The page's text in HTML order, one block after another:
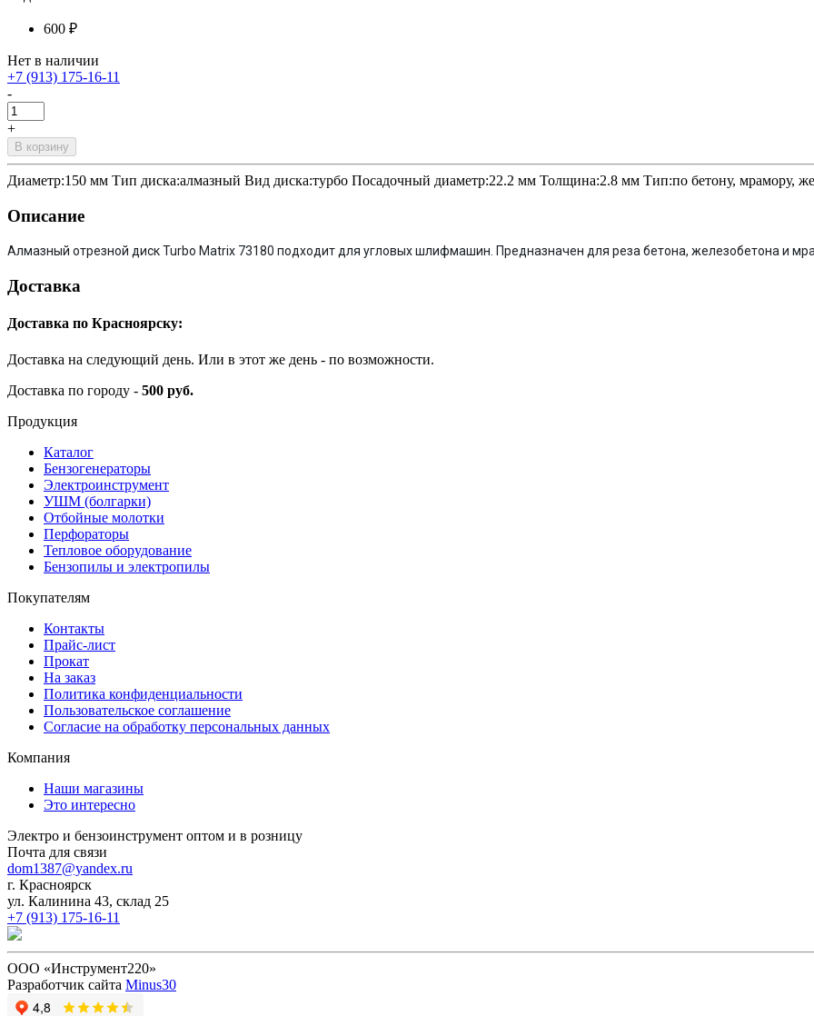
600 ₽
Нет в наличии
+7 (913) 175-16-11
-
+
В корзину
Диаметр:150 мм Тип диска:алмазный Вид диска:турбо Посадочный диаметр:22.2 мм Толщина:2.8 мм Тип:по бетону, мрамору,
Описание
Алмазный отрезной диск Turbo Matrix 73180 подходит для угловых шлифмашин. Предназначен для реза бетона, железобетона и
Доставка
Доставка по Красноярску:
Доставка на следующий день. Или в этот же день - по возможности.
Доставка по городу - 500 руб.
Продукция
Каталог
Бензогенераторы
Электроинструмент
УШМ (болгарки)
Отбойные молотки
Перфораторы
Тепловое оборудование
Бензопилы и электропилы
Покупателям
Контакты
Прайс-лист
Прокат
На заказ
Политика конфиденциальности
Пользовательское соглашение
Согласие на обработку персональных данных
Компания
Наши магазины
Это интересно
Электро и бензоинструмент оптом и в розницу
Почта для связи
dom1387@yandex.ru
г. Красноярск
ул. Калинина 43, склад 25
+7 (913) 175-16-11
ООО «Инструмент220»
Разработчик сайта Minus30